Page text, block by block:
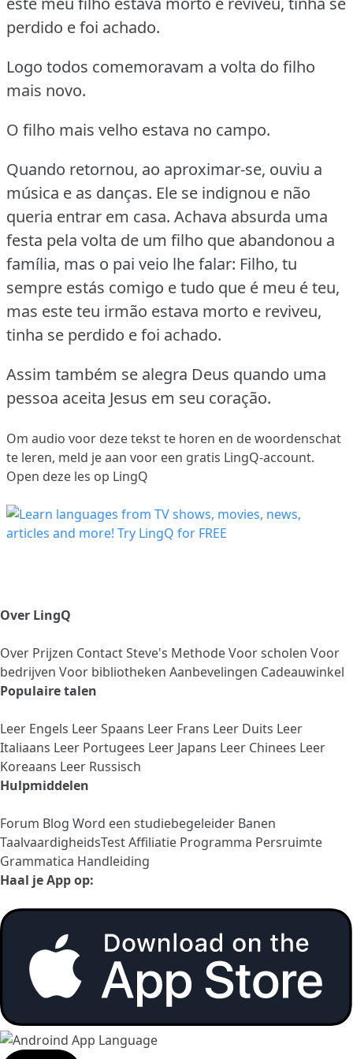
perdido e foi achado.
Logo todos comemoravam a volta do filho
mais novo.
O filho mais velho estava no campo.
Quando retornou, ao aproximar-se, ouviu a
música e as danças. Ele se indignou e não
queria entrar em casa. Achava absurda uma
festa pela volta de um filho que abandonou a
família, mas o pai veio lhe falar: Filho, tu
sempre estás comigo e tudo que é meu é teu,
mas este teu irmão estava morto e reviveu,
tinha se perdido e foi achado.
Assim também se alegra Deus quando uma
pessoa aceita Jesus em seu coração.
Om audio voor deze tekst te horen en de woordenschat
te leren, meld je aan voor een gratis LingQ-account.
Open deze les op LingQ
Over LingQ
Over Prijzen ContactSteve's MethodeVoor scholen Voor
bedrijven Voor bibliotheken Aanbevelingen Cadeauwinkel
Populaire talen
Leer Engels Leer Spaans Leer Frans Leer Duits Leer
Italiaans Leer Portugees Leer Japans Leer Chinees Leer
Koreaans Leer Russisch
Hulpmiddelen
Forum Blog Word een studiebegeleider Banen
TaalvaardigheidsTestAffiliatie Programma Persruimte
Grammatica Handleiding
Haal je App op: